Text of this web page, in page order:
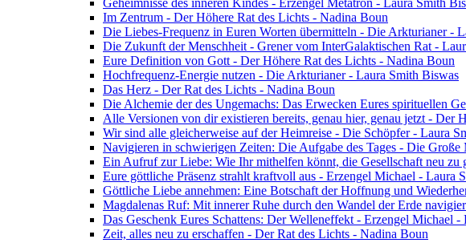
Im Zentrum - Der Höhere Rat des Lichts - Nadina Boun
Die Liebes-Frequenz in Euren Worten übermitteln - Die Arkturianer -
Die Zukunft der Menschheit - Grener vom InterGalaktischen Rat -
Eure Definition von Gott - Der Höhere Rat des Lichts - Nadina Boun
Hochfrequenz-Energie nutzen - Die Arkturianer - Laura Smith Biswas
Das Herz - Der Rat des Lichts - Nadina Boun
Die Alchemie der des Ungemachs: Das Erwecken Eures spirituellen
Alle Versionen von dir existieren bereits, genau hier, genau jetzt - Der
Wir sind alle gleicherweise auf der Heimreise - Die Schöpfer - Laura
Navigieren in schwierigen Zeiten: Die Aufgabe des Tages - Die
Ein Aufruf zur Liebe: Wie Ihr mithelfen könnt, die Gesellschaft neu zu
Eure göttliche Präsenz strahlt kraftvoll aus - Erzengel Michael - Laura
Göttliche Liebe annehmen: Eine Botschaft der Hoffnung und
Magdalenas Ruf: Mit innerer Ruhe durch den Wandel der Erde
Das Geschenk Eures Schattens: Der Welleneffekt - Erzengel Michael
Zeit, alles neu zu erschaffen - Der Rat des Lichts - Nadina Boun